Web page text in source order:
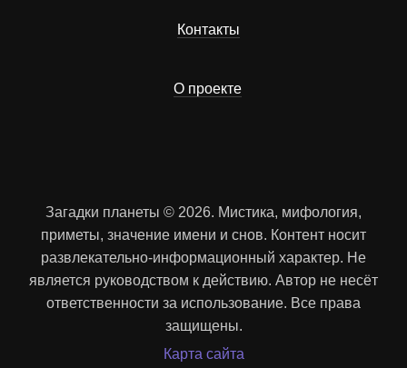
Контакты
О проекте
Загадки планеты © 2026. Мистика, мифология,
приметы, значение имени и снов. Контент носит
развлекательно-информационный характер. Не
является руководством к действию. Автор не несёт
ответственности за использование. Все права
защищены.
Карта сайта